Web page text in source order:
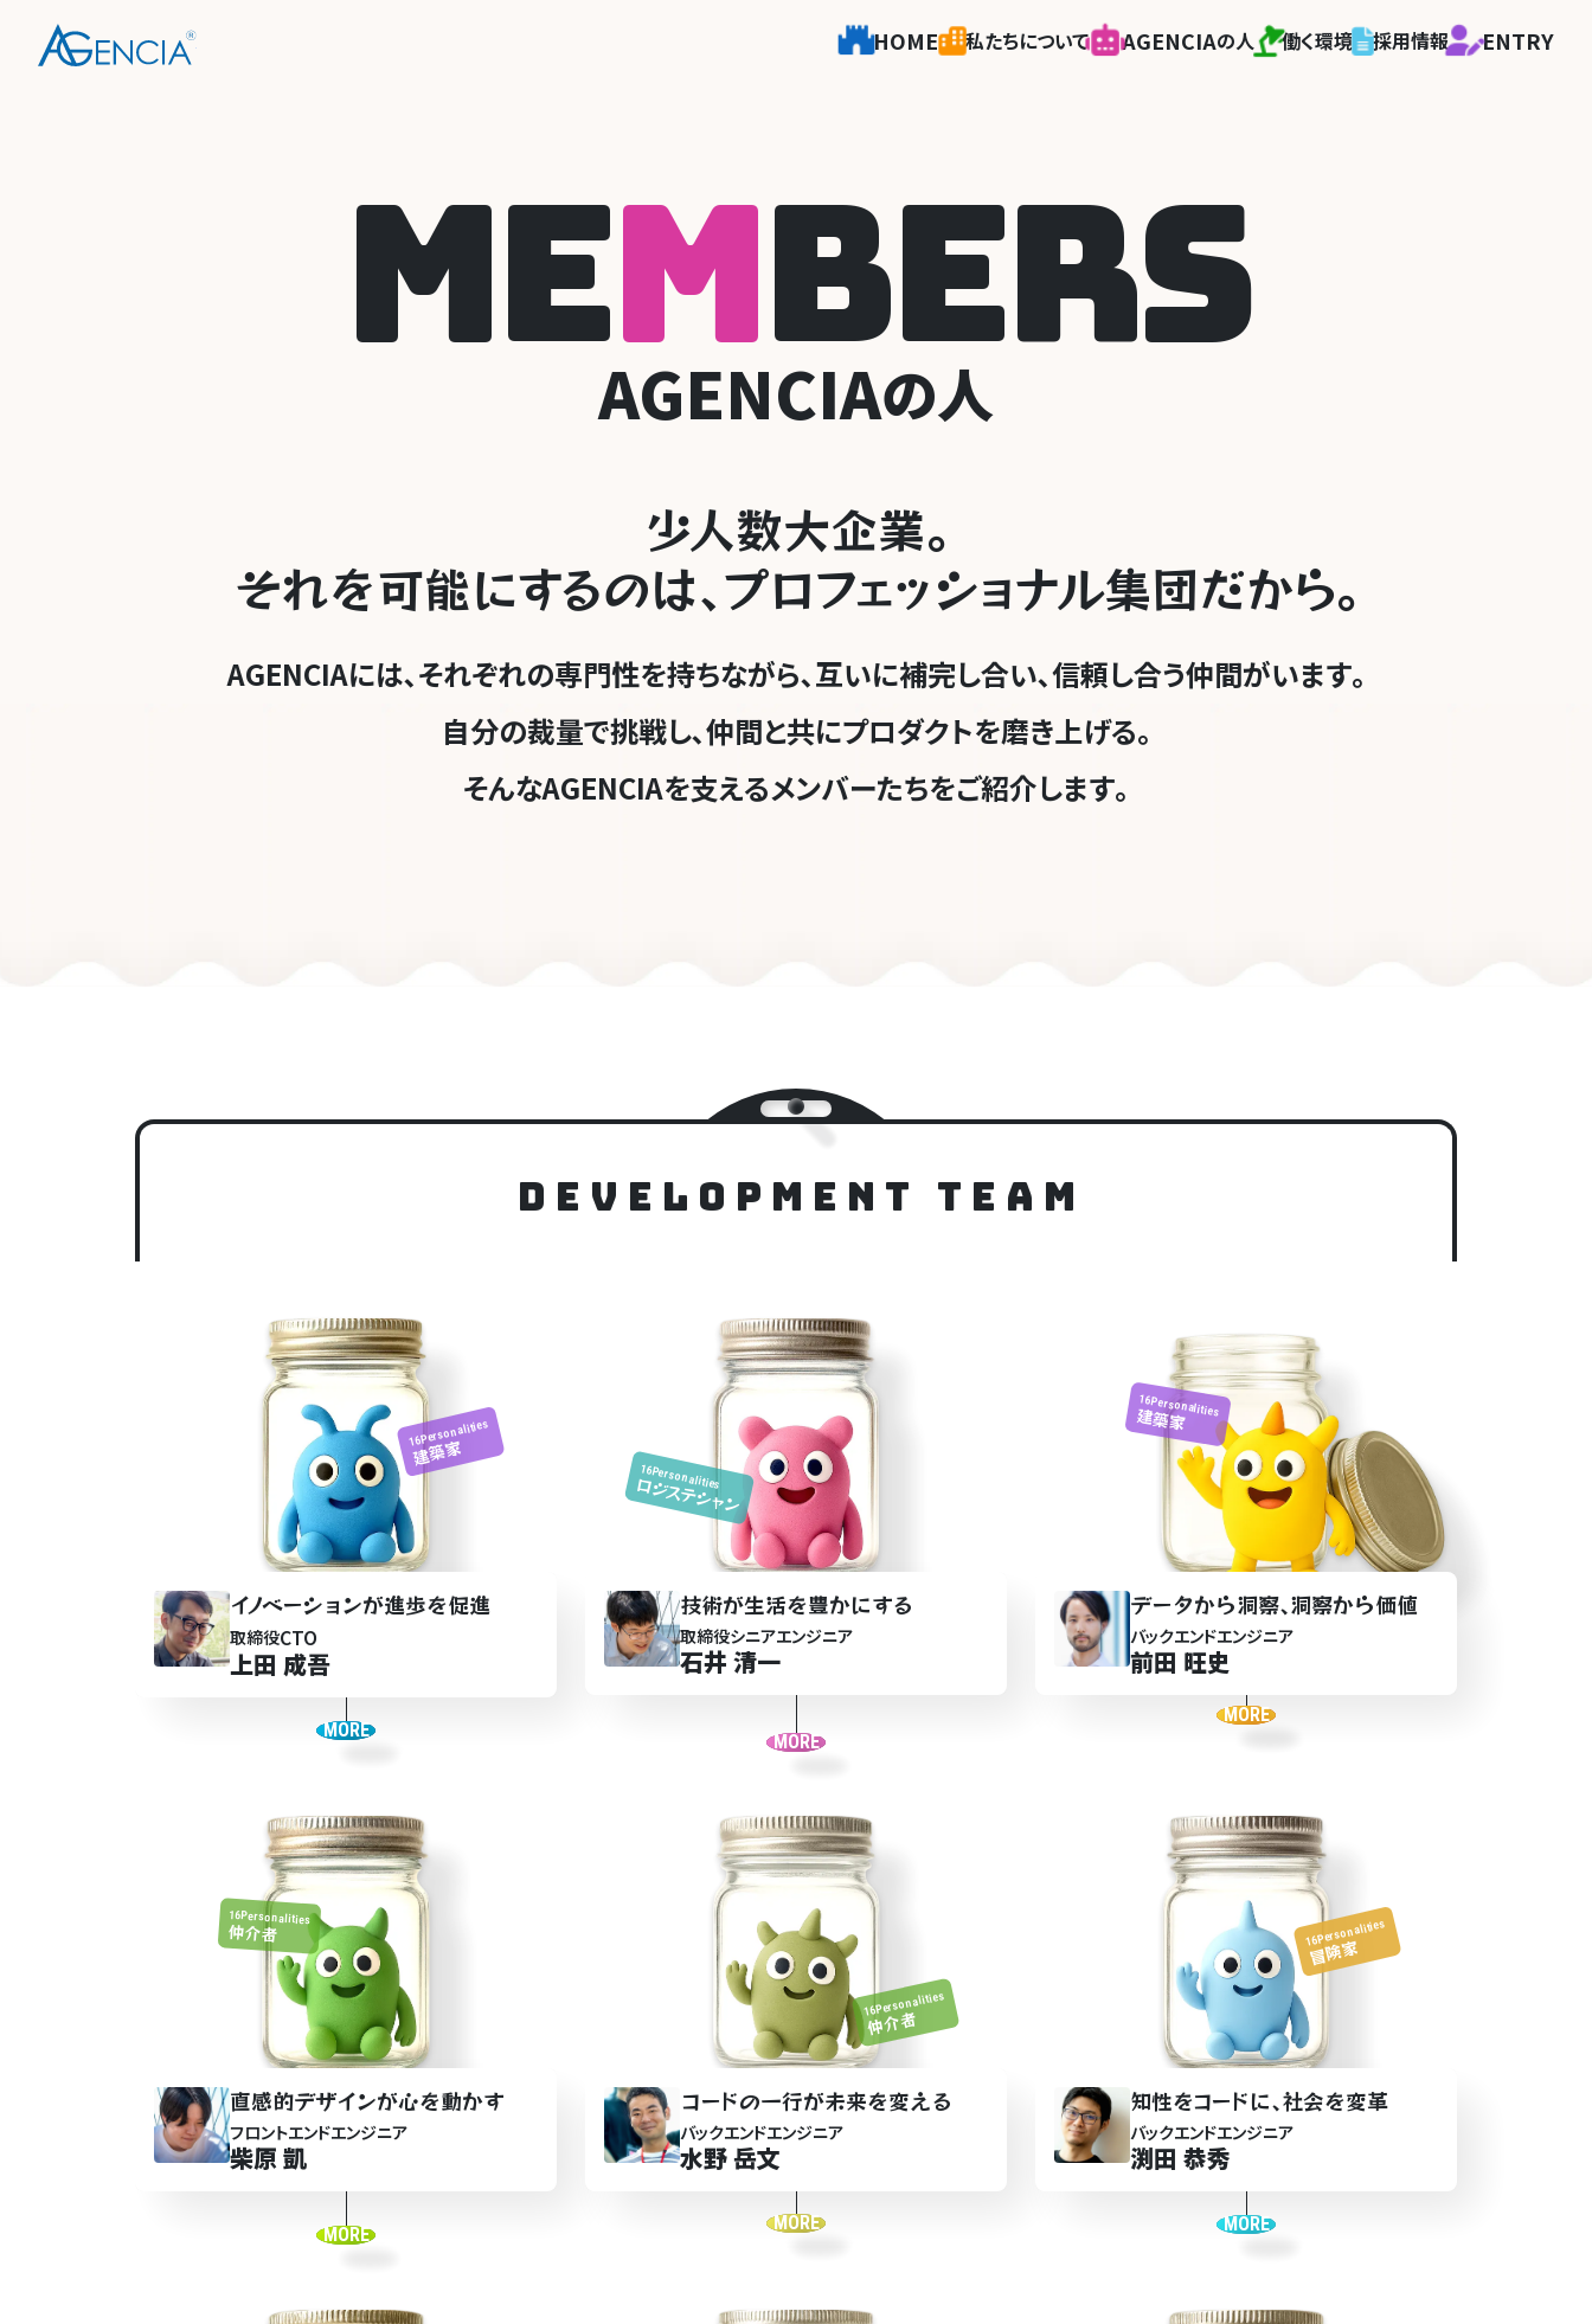
HOME 私たちについて AGENCIAの人 働く環境 採用情報 ENTRY
AGENCIAの人
MEMBERS
少人数大企業｡
それを可能にするのは､プロフェッショナル集団だから｡
AGENCIAには､それぞれの専門性を持ちながら､互いに補完し合い､信頼し合う仲間がいます｡
自分の裁量で挑戦し､仲間と共にプロダクトを磨き上げる｡
そんなAGENCIAを支えるメンバーたちをご紹介します｡
Development TEAM
16Personalities
建築家
イノベーションが進歩を促進
取締役CTO
上田 成吾
MORE
16Personalities
ロジステシャン
技術が生活を豊かにする
取締役シニアエンジニア
石井 清一
MORE
16Personalities
建築家
データから洞察､洞察から価値
バックエンドエンジニア
前田 旺史
MORE
16Personalities
仲介者
直感的デザインが心を動かす
フロントエンドエンジニア
柴原 凱
MORE
16Personalities
仲介者
コードの一行が未来を変える
バックエンドエンジニア
水野 岳文
MORE
16Personalities
冒険家
知性をコードに､社会を変革
バックエンドエンジニア
渕田 恭秀
MORE